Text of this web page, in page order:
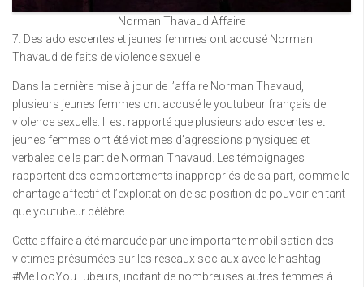
Norman Thavaud Affaire
7. Des adolescentes et jeunes femmes ont accusé Norman
Thavaud de faits de violence sexuelle
Dans la dernière mise à jour de l’affaire Norman Thavaud,
plusieurs jeunes femmes ont accusé le youtubeur français de
violence sexuelle. Il est rapporté que plusieurs adolescentes et
jeunes femmes ont été victimes d’agressions physiques et
verbales de la part de Norman Thavaud. Les témoignages
rapportent des comportements inappropriés de sa part, comme le
chantage affectif et l’exploitation de sa position de pouvoir en tant
que youtubeur célèbre.
Cette affaire a été marquée par une importante mobilisation des
victimes présumées sur les réseaux sociaux avec le hashtag
#MeTooYouTubeurs, incitant de nombreuses autres femmes à